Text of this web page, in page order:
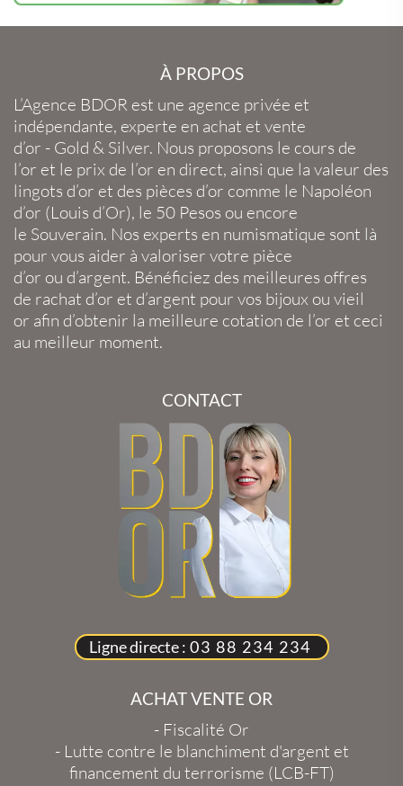
À PROPOS
L’Agence BDOR est une agence privée et
indépendante, experte en achat et vente
d’or - Gold & Silver. Nous proposons le cours de
l’or et le prix de l’or en direct, ainsi que la valeur des
lingots d’or et des pièces d’or comme le Napoléon
d’or (Louis d’Or), le 50 Pesos ou encore
le Souverain. Nos experts en numismatique sont là
pour vous aider à valoriser votre pièce
d’or ou d’argent. Bénéficiez des meilleures offres
de rachat d’or et d’argent pour vos bijoux ou vieil
or afin d’obtenir la meilleure cotation de l’or et ceci
au meilleur moment.
CONTACT
Ligne directe : 03 88 234 234
ACHAT VENTE OR
- Fiscalité Or
- Lutte contre le blanchiment d'argent et
financement du terrorisme (LCB-FT)